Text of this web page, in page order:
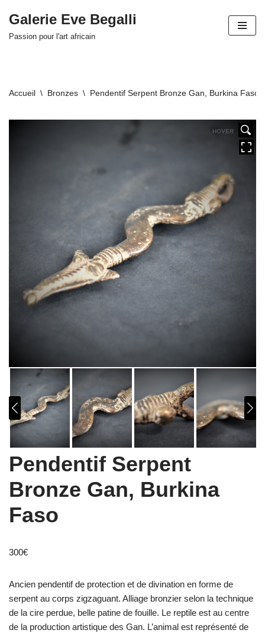
Aller
Galerie Eve Begalli
Passion pour l'art africain
Accueil \ Bronzes \ Pendentif Serpent Bronze Gan, Burkina Faso
HOVER
Pendentif Serpent
Bronze Gan, Burkina
Faso
300€
Ancien pendentif de protection et de divination en forme de
serpent au corps zigzaguant. Alliage bronzier selon la technique
de la cire perdue, belle patine de fouille. Le reptile est au centre
de la production artistique des Gan. L’animal est représenté de